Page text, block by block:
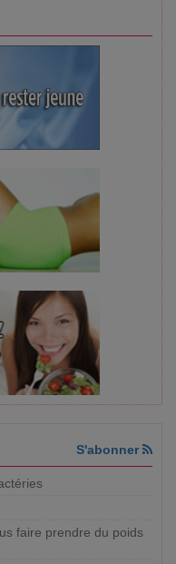
S'abonner
faire prendre du poids